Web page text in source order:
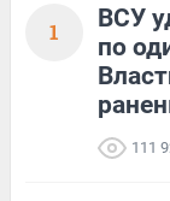
1
ВСУ
по
111